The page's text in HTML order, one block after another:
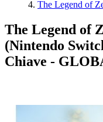
The Legend of
The Legend of
(Nintendo
Chiave -